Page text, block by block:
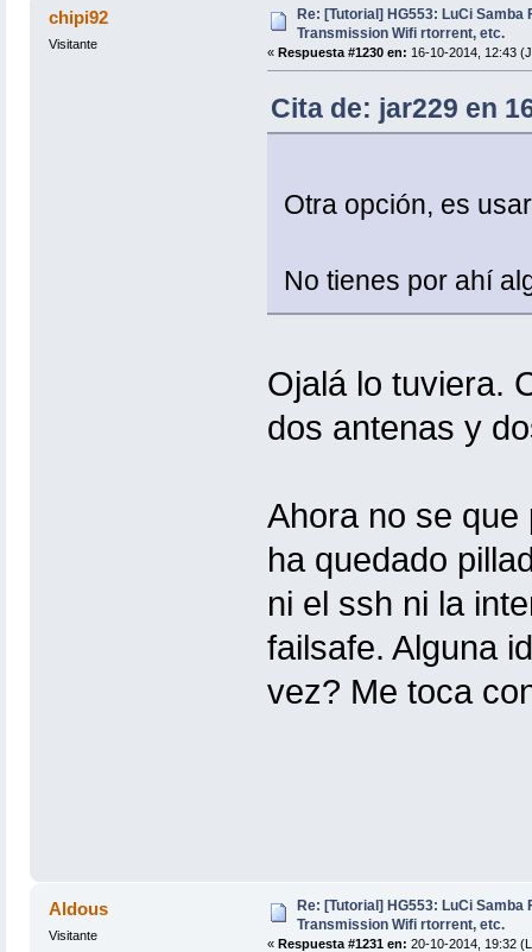
chipi92
Visitante
Re: [Tutorial] HG553: LuCi Samba
Transmission Wifi rtorrent, etc.
« Respuesta #1230 en: 16-10-2014, 12:43
Cita de: jar229 en
Otra opción, es
No tienes por ahí
Ojalá lo tuviera.
dos antenas y
Ahora no se que
ha quedado
ni el ssh ni la
failsafe. Alguna
vez? Me toca
Aldous
Visitante
Re: [Tutorial] HG553: LuCi Samba
Transmission Wifi rtorrent, etc.
« Respuesta #1231 en: 20-10-2014, 19:32